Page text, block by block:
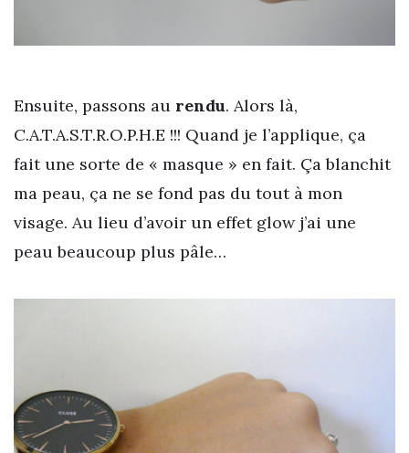
Ensuite, passons au rendu. Alors là,
C.A.T.A.S.T.R.O.P.H.E !!! Quand je l’applique, ça
fait une sorte de « masque » en fait. Ça blanchit
ma peau, ça ne se fond pas du tout à mon
visage. Au lieu d’avoir un effet glow j’ai une
peau beaucoup plus pâle…